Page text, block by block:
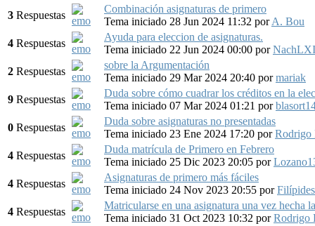
3 Respuestas
Combinación asignaturas de primero
Tema iniciado 28 Jun 2024 11:32 porA. Bou
4 Respuestas
Ayuda para eleccion de asignaturas.
Tema iniciado 22 Jun 2024 00:00 por
2 Respuestas
sobre la Argumentación
Tema iniciado 29 Mar 2024 20:40 pormariak
9 Respuestas
Duda sobre cómo cuadrar los créditos en la
Tema iniciado 07 Mar 2024 01:21 por
0 Respuestas
Duda sobre asignaturas no presentadas
Tema iniciado 23 Ene 2024 17:20 porRodrigo
4 Respuestas
Duda matrícula de Primero en Febrero
Tema iniciado 25 Dic 2023 20:05 por
4 Respuestas
Asignaturas de primero más fáciles
Tema iniciado 24 Nov 2023 20:55 porFilípides
4 Respuestas
Matricularse en una asignatura una vez hecha
Tema iniciado 31 Oct 2023 10:32 porRodrigo